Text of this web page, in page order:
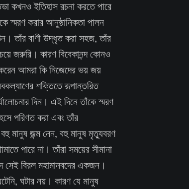
কখনও ইতিহাস রচনা করতে পারে
স্মরণ করার আনুষ্ঠানিকতা পালন
তাঁর বাণী উদ্ধৃত করা সহজ, তাঁর
জরুরি। কারণ বিবেকানন্দ কোনও
আমরা কি নিজেদের ভয় জয়
শক্তিতে রূপান্তরিত
দিন। এই দিনে তাঁকে স্মরণ
পরিণত করা এবং তাঁর
বহু মানুষ জন্ম নেন, বহু মানুষ মৃত্যুবরণ
পারে না। তাঁরা সময়ের সীমানা
সেই বিরল মহামানবদের একজন।
ঘটার নয়। কারণ যে মানুষ